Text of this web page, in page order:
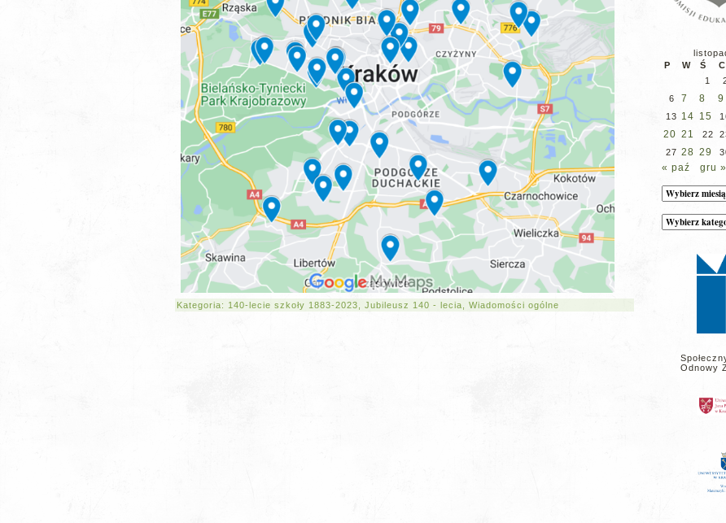
Kategoria: 140-lecie szkoły 1883-2023 Jubileusz 140 - lecia Wiadomości ogólne
P
W Ś C
1
6
7 8 9
13 14 15
20 21 22
27 28 29
« paź gru »
Archiwum
Kategorie
wpisów
Odnowy